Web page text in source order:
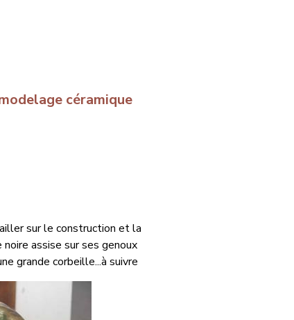
céramique
sur le construction et la
assise sur ses genoux
grande corbeille...à suivre